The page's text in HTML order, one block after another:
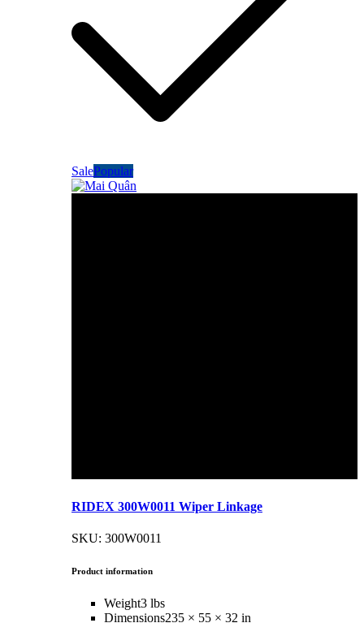
SalePopular
RIDEX 300W0011 Wiper Linkage
SKU: 300W0011
Product information
Weight3 lbs
Dimensions235 × 55 × 32 in